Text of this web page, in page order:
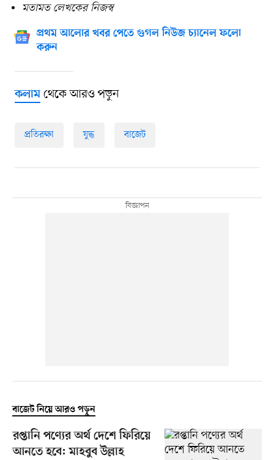
মতামত লেখকের নিজস্ব
প্রথম আলোর খবর পেতে গুগল নিউজ চ্যানেল ফলো
করুন
কলামথেকে আরও পড়ুন
প্রতিরক্ষা যুদ্ধ বাজেট
বাজেট নিয়ে আরও পড়ুন
রপ্তানি পণ্যের অর্থ দেশে ফিরিয়ে
আনতে হবে: মাহবুব উল্লাহ